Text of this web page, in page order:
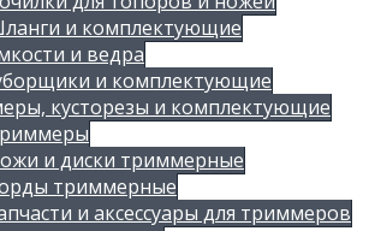
и комплектующие
и ведра
и комплектующие
кусторезы и комплектующие
и диски триммерные
триммерные
и аксессуары для триммеров